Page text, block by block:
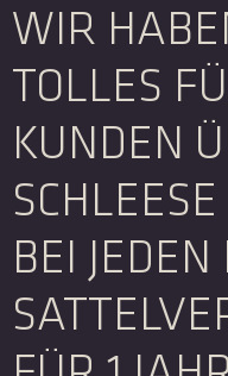
WIR
TOLLES
KUNDEN
BEI